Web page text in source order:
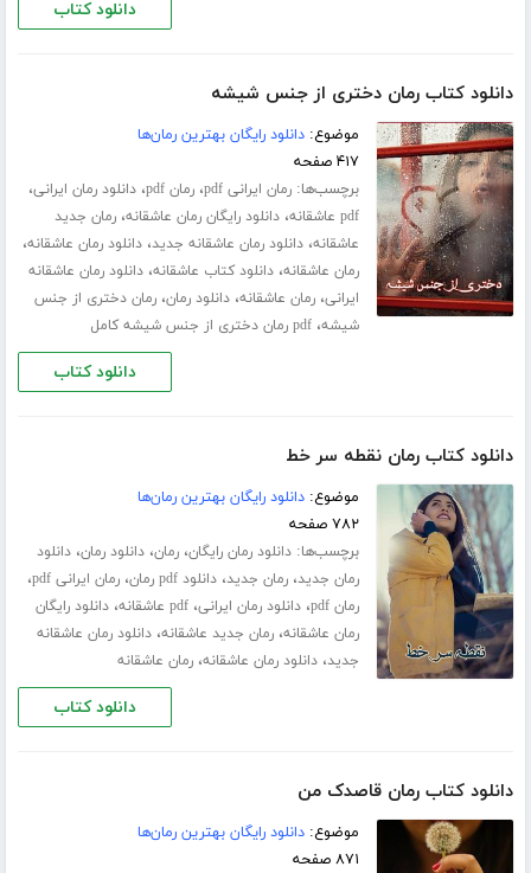
دانلود کتاب
دانلود کتاب رمان دختری از جنس شیشه
موضوع:دانلود رایگان بهترین رمان‌ها
۴۱۷ صفحه
برچسب‌ها:رمان ایرانی pdf ،رمان pdf ،دانلود رمان ایرانی،
pdf عاشقانه ،دانلود رایگان رمان عاشقانه،رمان جدید
عاشقانه،دانلود رمان عاشقانه جدید،دانلود رمان عاشقانه،
رمان عاشقانه،دانلود کتاب عاشقانه،دانلود رمان عاشقانه
ایرانی،رمان عاشقانه،دانلود رمان،رمان دختری از جنس
شیشه،pdf رمان دختری از جنس شیشه کامل
دانلود کتاب
دانلود کتاب رمان نقطه سر خط
موضوع:دانلود رایگان بهترین رمان‌ها
۷۸۲ صفحه
برچسب‌ها:دانلود رمان رایگان،رمان،دانلود رمان،دانلود
رمان جدید،رمان جدید،دانلود pdf رمان ،رمان ایرانی pdf ،
رمان pdf ،دانلود رمان ایرانی،pdf عاشقانه ،دانلود رایگان
رمان عاشقانه،رمان جدید عاشقانه،دانلود رمان عاشقانه
جدید،دانلود رمان عاشقانه،رمان عاشقانه
دانلود کتاب
دانلود کتاب رمان قاصدک من
موضوع:دانلود رایگان بهترین رمان‌ها
۸۷۱ صفحه